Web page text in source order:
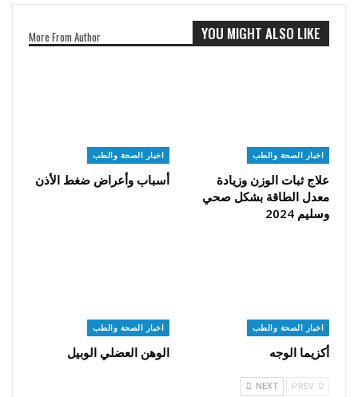
YOU MIGHT ALSO LIKE
More From Author
اخبار الصحة والطب
علاج ثبات الوزن وزيادة
معدل الطاقة بشكل صحي
وسليم 2024
اخبار الصحة والطب
أسباب وأعراض ضغط الأذن
اخبار الصحة والطب
أكزيما الوجه
اخبار الصحة والطب
الوهن العضلي الوبيل
NEXT